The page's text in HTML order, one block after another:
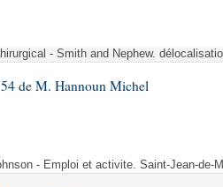
- Smith and Nephew.
54 de M. Hannoun Michel
- Emploi et activite. Saint-Jean-de-